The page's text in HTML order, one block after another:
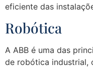
eficiente das
Robótica
A ABB é uma das
de robótica industrial,